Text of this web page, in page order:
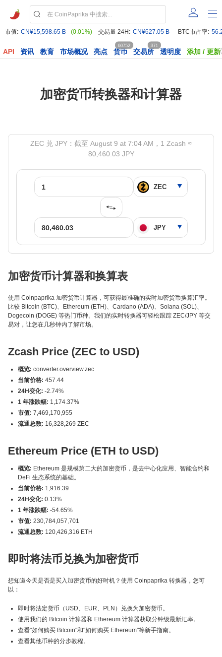
市值: CN¥15,598.65 B (0.01%) 交易量 24H: CN¥627.05 B BTC市占率:
API 资讯 教育 市场概况 亮点 货币
60752
交易所
371
透明度 添加 / 更新
加密货币转换器和计算器
ZEC 兑 JPY：截至 August 9 at 7:04 AM，1 Zcash ≈
80,460.03 JPY
加密货币计算器和换算表
使用 Coinpaprika 加密货币计算器，可获得最准确的实时加密货币换算汇率。
比较 Bitcoin (BTC)、Ethereum (ETH)、Cardano (ADA)、Solana (SOL)、
Dogecoin (DOGE) 等热门币种。我们的实时转换器可轻松跟踪 ZEC/JPY 等交
易对，让您在几秒钟内了解市场。
Zcash Price (ZEC to USD)
概览: converter.overview.zec
当前价格: 457.44
24H变化: -2.74%
1 年涨跌幅: 1,174.37%
市值: 7,469,170,955
流通总数: 16,328,269 ZEC
Ethereum Price (ETH to USD)
概览: Ethereum 是规模第二大的加密货币，是去中心化应用、智能合约和
DeFi 生态系统的基础。
当前价格: 1,916.39
24H变化: 0.13%
1 年涨跌幅: -54.65%
市值: 230,784,057,701
流通总数: 120,426,316 ETH
即时将法币兑换为加密货币
想知道今天是否是买入加密货币的好时机？使用 Coinpaprika 转换器，您可
以：
即时将法定货币（USD、EUR、PLN）兑换为加密货币。
使用我们的 Bitcoin 计算器和 Ethereum 计算器获取分钟级最新汇率。
查看"如何购买 Bitcoin"和"如何购买 Ethereum"等新手指南。
查看其他币种的分步教程。